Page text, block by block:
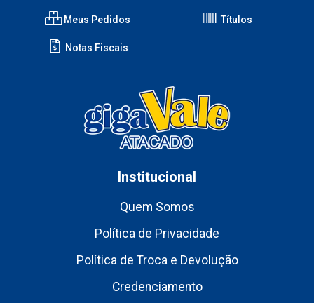
Meus Pedidos Títulos
Notas Fiscais
Institucional
Quem Somos
Política de Privacidade
Política de Troca e Devolução
Credenciamento